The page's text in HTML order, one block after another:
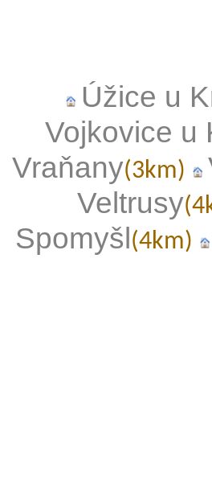
Úžice u
Vojkovice u
Vraňany(3km)
Veltrusy
Spomyšl(4km)